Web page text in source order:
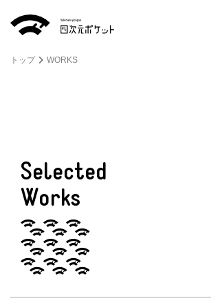
トップ WORKS
Selected
Works